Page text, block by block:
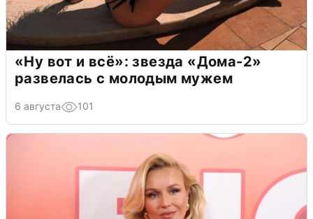
«Ну вот и всё»: звезда «Дома-2»
развелась с молодым мужем
6 августа 101